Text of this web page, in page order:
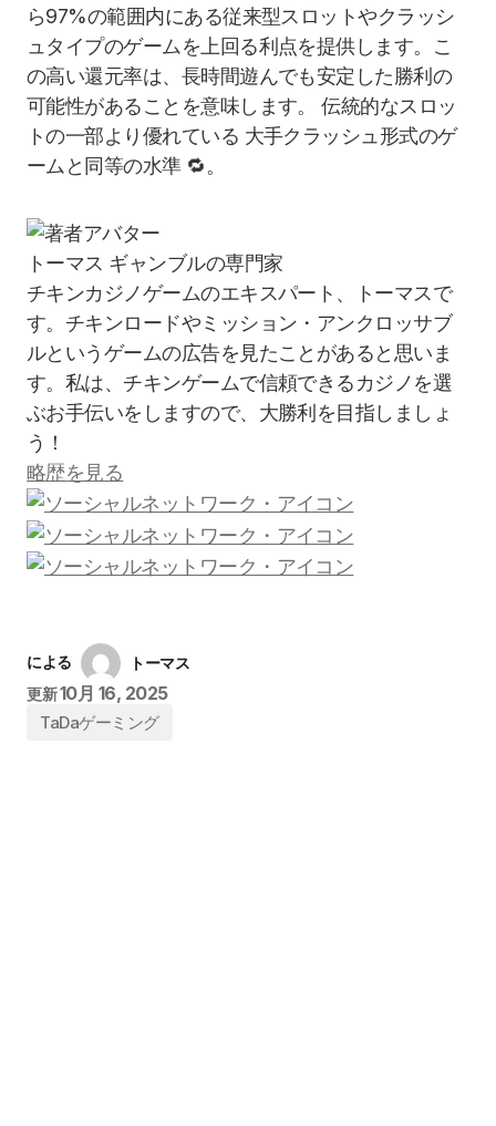
ら97%の範囲内にある従来型スロットやクラッシ
ュタイプのゲームを上回る利点を提供します。こ
の高い還元率は、長時間遊んでも安定した勝利の
可能性があることを意味します。 伝統的なスロッ
トの一部より優れている 大手クラッシュ形式のゲ
ームと同等の水準 🔁。
トーマス ギャンブルの専門家
チキンカジノゲームのエキスパート、トーマスで
す。チキンロードやミッション・アンクロッサブ
ルというゲームの広告を見たことがあると思いま
す。私は、チキンゲームで信頼できるカジノを選
ぶお手伝いをしますので、大勝利を目指しましょ
う！
略歴を見る
による
トーマス
更新10月 16, 2025
TaDaゲーミング